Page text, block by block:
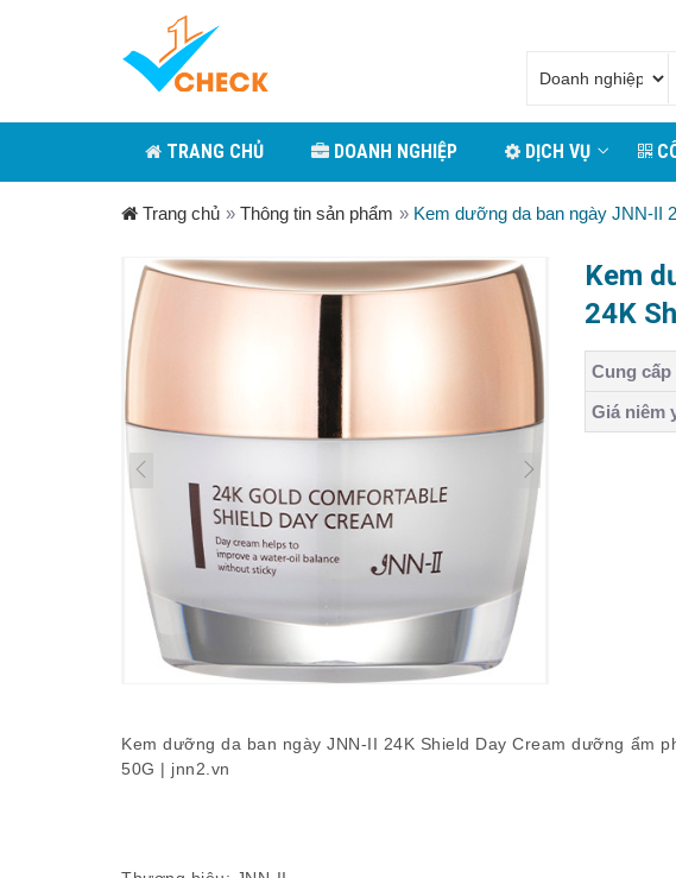
TRANG CHỦ DOANH NGHIỆP DỊCH VỤ
Trang chủ » Thông tin sản phẩm » Kem dưỡng da ban ngày JNN-II
Kem
24K
Cung
Giá niêm
Kem dưỡng da ban ngày JNN-II 24K Shield Day Cream dưỡng ẩm
50G | jnn2.vn